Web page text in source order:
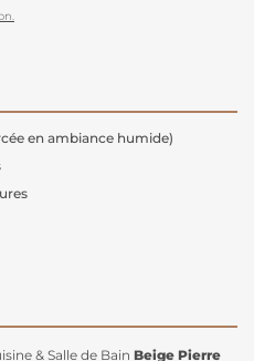
en ambiance humide)
& Salle de Bain Beige Pierre